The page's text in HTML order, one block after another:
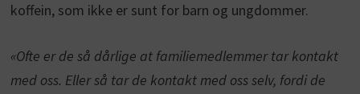
koffein, som ikke er sunt for barn og ungdommer.
«Ofte er de så dårlige at familiemedlemmer tar kontakt
med oss. Eller så tar de kontakt med oss selv, fordi de